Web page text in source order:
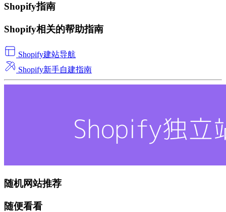
Shopify指南
Shopify相关的帮助指南
Shopify建站导航
Shopify新手自建指南
随机网站推荐
随便看看